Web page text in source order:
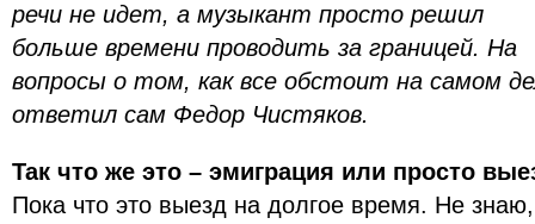
речи не идет, а музыкант просто решил
больше времени проводить за границей. На
вопросы о том, как все обстоит на самом
ответил сам Федор Чистяков.
Так что же это – эмиграция или просто
Пока что это выезд на долгое время. Не